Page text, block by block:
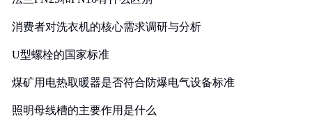
消费者对洗衣机的核心需求调研与分析
U型螺栓的国家标准
煤矿用电热取暖器是否符合防爆电气设备标准
照明母线槽的主要作用是什么